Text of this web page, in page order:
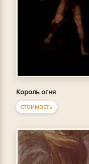
Король огня
СТОИМОСТЬ